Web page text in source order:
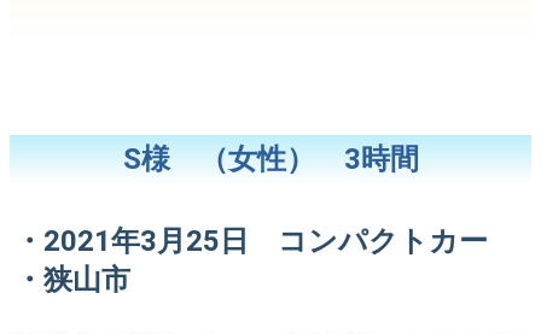
S様 （女性） 3時間
・2021年3月25日 コンパクトカー
・狭山市